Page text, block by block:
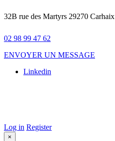
32B rue des Martyrs 29270 Carhaix
02 98 99 47 62
ENVOYER UN MESSAGE
Linkedin
Log in Register
×